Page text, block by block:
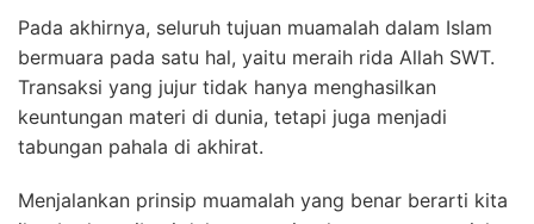
Pada akhirnya, seluruh tujuan muamalah dalam Islam
bermuara pada satu hal, yaitu meraih rida Allah SWT.
Transaksi yang jujur tidak hanya menghasilkan
keuntungan materi di dunia, tetapi juga menjadi
tabungan pahala di akhirat.
Menjalankan prinsip muamalah yang benar berarti kita